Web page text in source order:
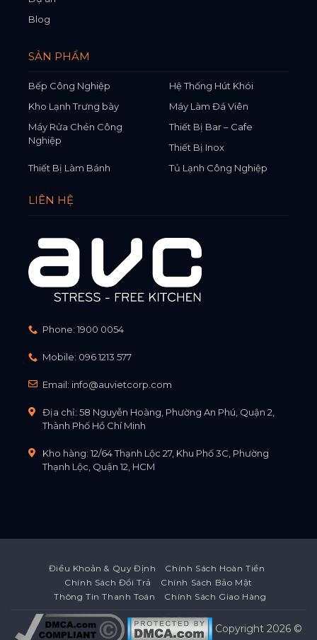
Blog
SẢN PHẨM
Bếp Công Nghiệp
Hệ Thống Hút Khói
Kho Lạnh Trưng bày
Máy Làm Đá Viên
Máy Rửa Chén Công
Nghiệp
Thiết Bị Bar – Cafe
Thiết Bị Inox
Thiết Bị Làm Bánh
Tủ Lạnh Công Nghiệp
LIÊN HỆ
Phone: 1900 0054
Mobile: 096 1213 577
Email: info@auvietcorp.com
Địa chỉ: 58 Nguyễn Hoàng, Phường An Phú, Quận 2,
Thành Phố Hồ Chí Minh
Kho hàng: 12/64 Thạnh Lộc 27, Khu Phố 3C, Phường
Thạnh Lộc, Quận 12, HCM
Điều Khoản & Quy Định
Chính Sách Hoàn Tiền
Chính Sách Đổi Trả
Chính Sách Bảo Mật
Thông Tin Thanh Toán
Chính Sách Giao Hàng
Copyright 2026 ©